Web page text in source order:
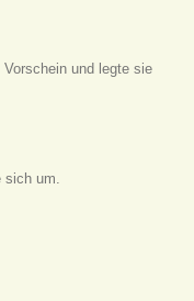
und legte sie
um.